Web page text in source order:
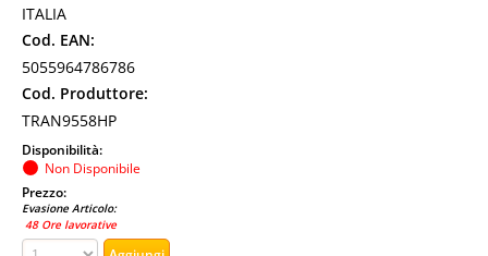
ITALIA
Cod. EAN:
5055964786786
Cod. Produttore:
TRAN9558HP
Disponibilità:
Non Disponibile
Prezzo:
Evasione Articolo:
48 Ore lavorative